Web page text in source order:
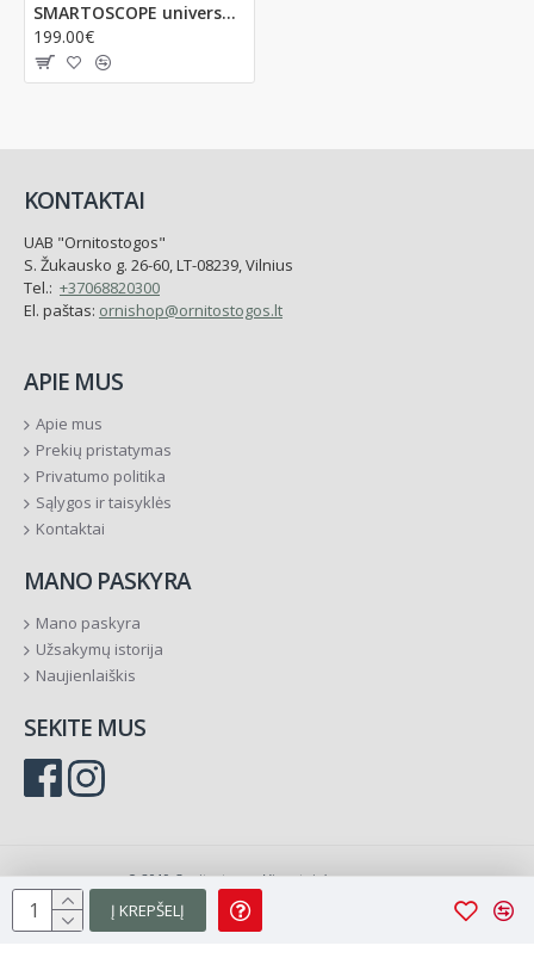
Į KREPŠELĮ
SMARTOSCOPE universalus Kowa monoklių TSN-77/88/99 adapteris telefonui
199.00€
KONTAKTAI
UAB "Ornitostogos"
S. Žukausko g. 26-60, LT-08239, Vilnius
Tel.: +37068820300
El. paštas: ornishop@ornitostogos.lt
APIE MUS
Apie mus
Prekių pristatymas
Privatumo politika
Sąlygos ir taisyklės
Kontaktai
MANO PASKYRA
Mano paskyra
Užsakymų istorija
Naujienlaiškis
SEKITE MUS
© 2019 Ornitostogos. Visos teisės saugomos.
Sprendimas: